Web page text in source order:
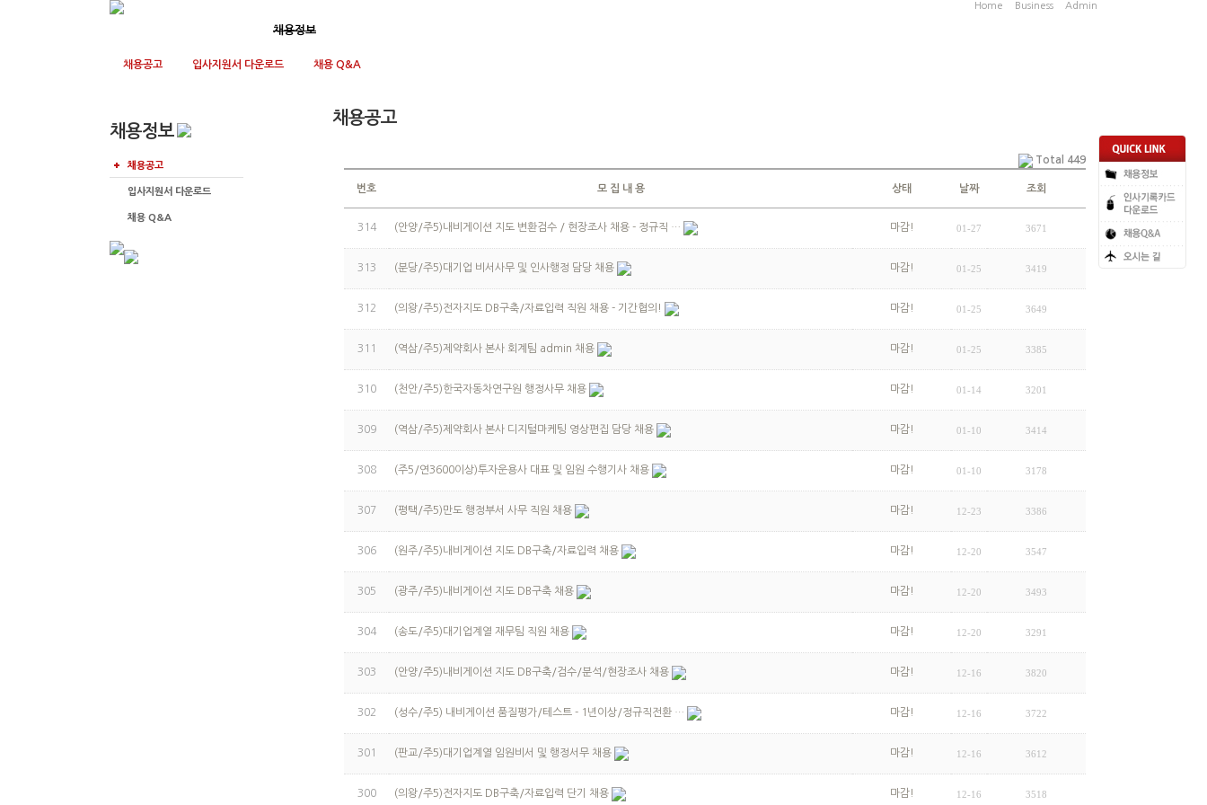
Home Business Admin
채용정보
채용공고 입사지원서 다운로드 채용 Q&A
채용정보
채용공고
입사지원서 다운로드
채용 Q&A
채용공고
Total 449
번호 모 집 내 용 상태 날짜 조회
314 (안양/주5)내비게이션 지도 변환검수 / 현장조사 채용 - 정규직 … 마감! 01-27 3671
313 (분당/주5)대기업 비서사무 및 인사행정 담당 채용 마감! 01-25 3419
312 (의왕/주5)전자지도 DB구축/자료입력 직원 채용 - 기간협의! 마감! 01-25 3649
311 (역삼/주5)제약회사 본사 회계팀 admin 채용 마감! 01-25 3385
310 (천안/주5)한국자동차연구원 행정사무 채용 마감! 01-14 3201
309 (역삼/주5)제약회사 본사 디지털마케팅 영상편집 담당 채용 마감! 01-10 3414
308 (주5/연3600이상)투자운용사 대표 및 임원 수행기사 채용 마감! 01-10 3178
307 (평택/주5)만도 행정부서 사무 직원 채용 마감! 12-23 3386
306 (원주/주5)내비게이션 지도 DB구축/자료입력 채용 마감! 12-20 3547
305 (광주/주5)내비게이션 지도 DB구축 채용 마감! 12-20 3493
304 (송도/주5)대기업계열 재무팀 직원 채용 마감! 12-20 3291
303 (안양/주5)내비게이션 지도 DB구축/검수/분석/현장조사 채용 마감! 12-16 3820
302 (성수/주5) 내비게이션 품질평가/테스트 - 1년이상/정규직전환 … 마감! 12-16 3722
301 (판교/주5)대기업계열 임원비서 및 행정서무 채용 마감! 12-16 3612
300 (의왕/주5)전자지도 DB구축/자료입력 단기 채용 마감! 12-16 3518